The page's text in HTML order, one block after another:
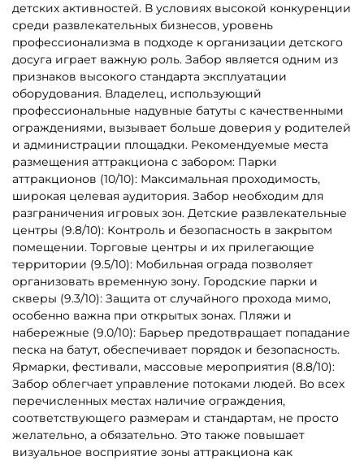
От 452 500 ₽ 310 200 ₽
Показать еще
1 2 3 … 73
Другие интересные категории